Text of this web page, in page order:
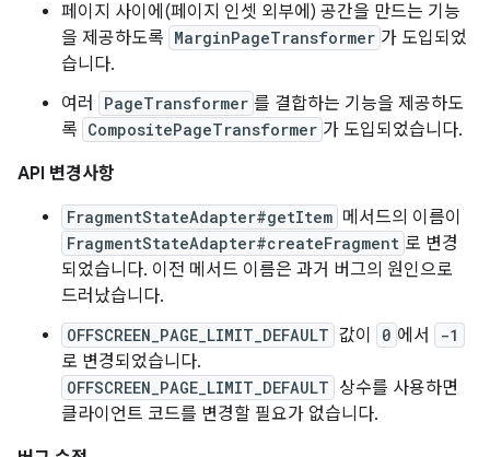
페이지 사이에(페이지 인셋 외부에) 공간을 만드는 기능
을 제공하도록 MarginPageTransformer 가 도입되었
습니다.
여러
PageTransformer 를 결합하는 기능을 제공하도
록 CompositePageTransformer 가 도입되었습니다.
API 변경사항
FragmentStateAdapter#getItem 메서드의 이름이
FragmentStateAdapter#createFragment 로 변경
되었습니다. 이전 메서드 이름은 과거 버그의 원인으로
드러났습니다.
OFFSCREEN_PAGE_LIMIT_DEFAULT 값이 0 에서 -1
로 변경되었습니다.
OFFSCREEN_PAGE_LIMIT_DEFAULT 상수를 사용하면
클라이언트 코드를 변경할 필요가 없습니다.